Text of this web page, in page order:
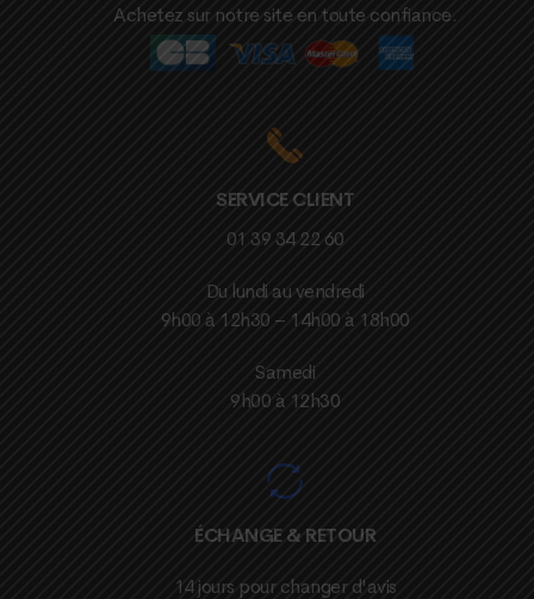
Achetez sur notre site en toute confiance.
SERVICE CLIENT
01 39 34 22 60
Du lundi au vendredi
9h00 à 12h30 – 14h00 à 18h00
Samedi
9h00 à 12h30
ÉCHANGE & RETOUR
14 jours pour changer d'avis